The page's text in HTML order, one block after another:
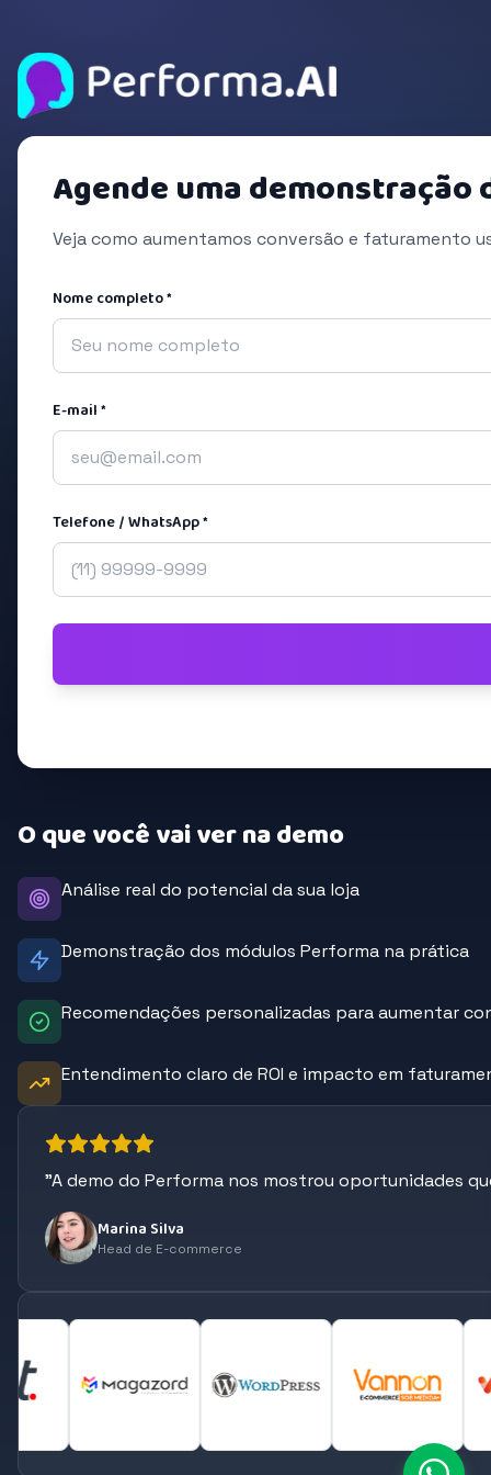
Agende uma demonstração
Veja como aumentamos conversão e faturamento
Nome completo *
E-mail *
Telefone / WhatsApp *
O que você vai ver na demo
Análise real do potencial da sua loja
Demonstração dos módulos Performa na prática
Recomendações personalizadas para aumentar
Entendimento claro de ROI e impacto em
"A demo do Performa nos mostrou oportunidades
Marina Silva
Head de E-commerce